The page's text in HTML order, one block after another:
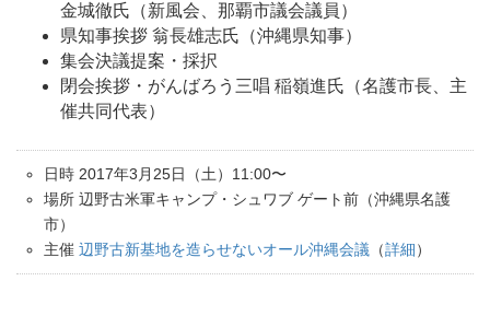
金城徹氏（新風会、那覇市議会議員）
県知事挨拶 翁長雄志氏（沖縄県知事）
集会決議提案・採択
閉会挨拶・がんばろう三唱 稲嶺進氏（名護市長、主
催共同代表）
日時 2017年3月25日（土）11:00〜
場所 辺野古米軍キャンプ・シュワブ ゲート前（沖縄県名護
市）
主催 辺野古新基地を造らせないオール沖縄会議 （詳細）